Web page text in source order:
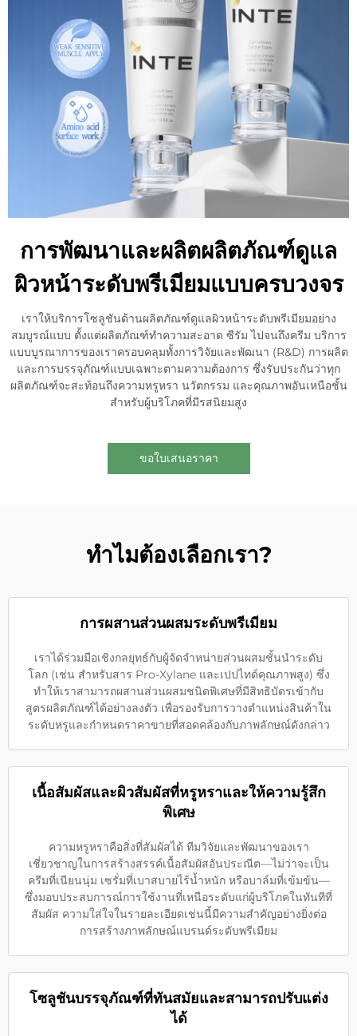
การพัฒนาและผลิตผลิตภัณฑ์ดูแล
ผิวหน้าระดับพรีเมียมแบบครบวงจร
เราให้บริการโซลูชันด้านผลิตภัณฑ์ดูแลผิวหน้าระดับพรีเมียมอย่าง
สมบูรณ์แบบ ตั้งแต่ผลิตภัณฑ์ทำความสะอาด ซีรัม ไปจนถึงครีม บริการ
แบบบูรณาการของเราครอบคลุมทั้งการวิจัยและพัฒนา (R&D) การผลิต
และการบรรจุภัณฑ์แบบเฉพาะตามความต้องการ ซึ่งรับประกันว่าทุก
ผลิตภัณฑ์จะสะท้อนถึงความหรูหรา นวัตกรรม และคุณภาพอันเหนือชั้น
สำหรับผู้บริโภคที่มีรสนิยมสูง
ขอใบเสนอราคา
ทำไมต้องเลือกเรา?
การผสานส่วนผสมระดับพรีเมียม
เราได้ร่วมมือเชิงกลยุทธ์กับผู้จัดจำหน่ายส่วนผสมชั้นนำระดับ
โลก (เช่น สำหรับสาร Pro-Xylane และเปปไทด์คุณภาพสูง) ซึ่ง
ทำให้เราสามารถผสานส่วนผสมชนิดพิเศษที่มีสิทธิบัตรเข้ากับ
สูตรผลิตภัณฑ์ได้อย่างลงตัว เพื่อรองรับการวางตำแหน่งสินค้าใน
ระดับหรูและกำหนดราคาขายที่สอดคล้องกับภาพลักษณ์ดังกล่าว
เนื้อสัมผัสและผิวสัมผัสที่หรูหราและให้ความรู้สึก
พิเศษ
ความหรูหราคือสิ่งที่สัมผัสได้ ทีมวิจัยและพัฒนาของเรา
เชี่ยวชาญในการสร้างสรรค์เนื้อสัมผัสอันประณีต—ไม่ว่าจะเป็น
ครีมที่เนียนนุ่ม เซรั่มที่เบาสบายไร้น้ำหนัก หรือบาล์มที่เข้มข้น—
ซึ่งมอบประสบการณ์การใช้งานที่เหนือระดับแก่ผู้บริโภคในทันทีที่
สัมผัส ความใส่ใจในรายละเอียดเช่นนี้มีความสำคัญอย่างยิ่งต่อ
การสร้างภาพลักษณ์แบรนด์ระดับพรีเมียม
โซลูชันบรรจุภัณฑ์ที่ทันสมัยและสามารถปรับแต่ง
ได้